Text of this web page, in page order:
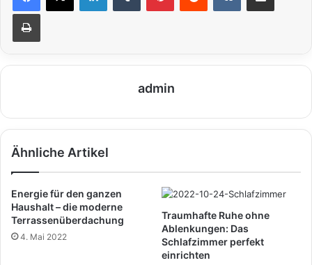
admin
Ähnliche Artikel
Energie für den ganzen
Haushalt – die moderne
Terrassenüberdachung
4. Mai 2022
Traumhafte Ruhe ohne
Ablenkungen: Das
Schlafzimmer perfekt
einrichten